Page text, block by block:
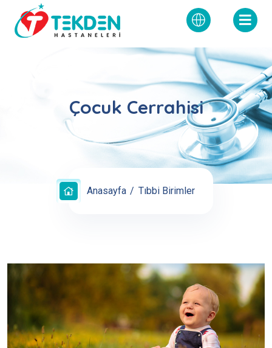
Çocuk Cerrahisi
Anasayfa Tıbbi Birimler